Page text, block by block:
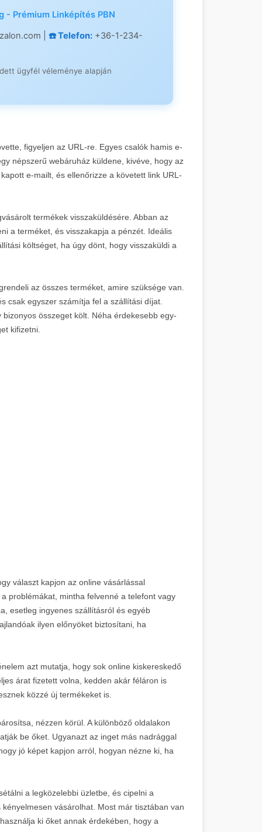
linképítési szolgáltatások és
82
DR 71
Budapesten. Linképítés
amely átfogó backlink stratégiákat
CRS Budapest Kft.
15-30)
Zürichben. Premium Link
svájci precizitással működtetve.
SEO szakértő
útmutatók SEO
orvosesztétikai iparágban
DR 17
- Prémium Linképítés PBN
| ☎️ Telefon: +36-1-234-
ügyfél véleménye alapján
figyeljen az URL-re. Egyes csalók hamis e-
népszerű webáruház küldene, kivéve, hogy az
e-mailt, és ellenőrizze a követett link URL-
termékek visszaküldésére. Abban az
a terméket, és visszakapja a pénzét. Ideális
költséget, ha úgy dönt, hogy visszaküldi a
az összes terméket, amire szüksége van.
csak egyszer számítja fel a szállítási díjat.
összeget költ. Néha érdekesebb egy-
kifizetni.
választ kapjon az online vásárlással
problémákat, mintha felvenné a telefont vagy
esetleg ingyenes szállításról és egyéb
ilyen előnyöket biztosítani, ha
azt mutatja, hogy sok online kiskereskedő
árat fizetett volna, kedden akár féláron is
közzé új termékeket is.
nézzen körül. A különböző oldalakon
be őket. Ugyanazt az inget más nadrággal
jó képet kapjon arról, hogyan nézne ki, ha
a legközelebbi üzletbe, és cipelni a
vásárolhat. Most már tisztában van
ki őket annak érdekében, hogy a